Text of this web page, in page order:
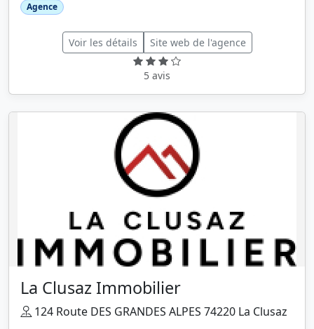
Agence
Voir les détails Site web de l'agence
5 avis
La Clusaz Immobilier
124 Route DES GRANDES ALPES 74220 La Clusaz